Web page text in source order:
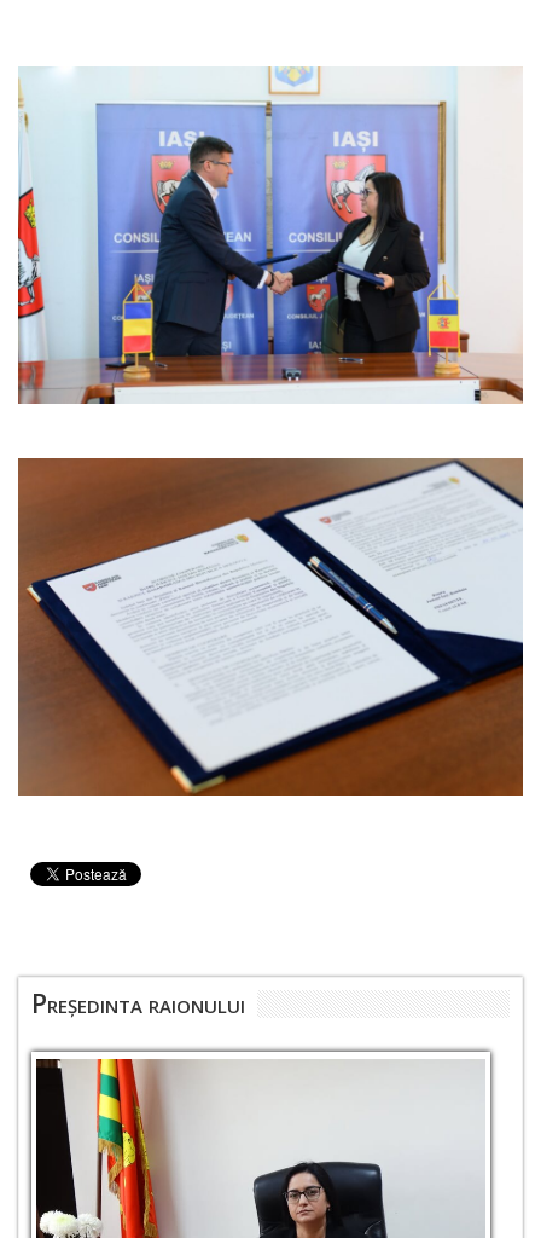
Președinta raionului